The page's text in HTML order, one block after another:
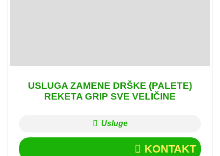
USLUGA ZAMENE DRŠKE (PALETE)
REKETA GRIP SVE VELIČINE
Usluge
KONTAKT